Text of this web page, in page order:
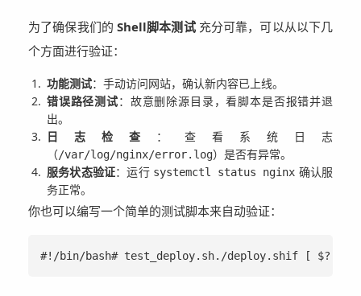
为了确保我们的 Shell脚本测试充分可靠，可以从以下几
个方面进行验证：
功能测试：手动访问网站，确认新内容已上线。
错误路径测试：故意删除源目录，看脚本是否报错并退
出。
日志检查 ：查看系统日志
（/var/log/nginx/error.log）是否有异常。
服务状态验证：运行 systemctl status nginx 确认服
务正常。
你也可以编写一个简单的测试脚本来自动验证：
#!/bin/bash# test_deploy.sh./deploy.shif [ $? -eq